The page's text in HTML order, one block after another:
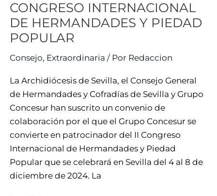
CONGRESO INTERNACIONAL
DE HERMANDADES Y PIEDAD
POPULAR
Consejo, Extraordinaria / Por Redaccion
La Archidiócesis de Sevilla, el Consejo General
de Hermandades y Cofradías de Sevilla y Grupo
Concesur han suscrito un convenio de
colaboración por el que el Grupo Concesur se
convierte en patrocinador del II Congreso
Internacional de Hermandades y Piedad
Popular que se celebrará en Sevilla del 4 al 8 de
diciembre de 2024. La
CONGRESO
INTERNACIONAL
DE
Y